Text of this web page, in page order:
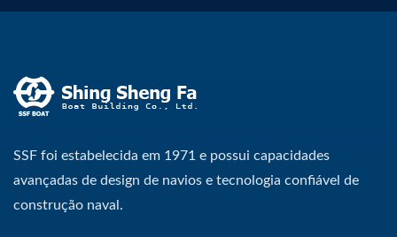
SSF foi estabelecida em 1971 e possui capacidades
avançadas de design de navios e tecnologia confiável de
construção naval.